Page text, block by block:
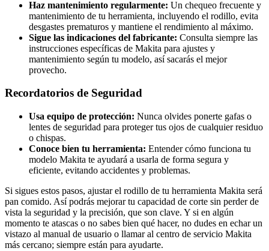
Haz mantenimiento regularmente: Un chequeo frecuente y
mantenimiento de tu herramienta, incluyendo el rodillo, evita
desgastes prematuros y mantiene el rendimiento al máximo.
Sigue las indicaciones del fabricante: Consulta siempre las
instrucciones específicas de Makita para ajustes y
mantenimiento según tu modelo, así sacarás el mejor
provecho.
Recordatorios de Seguridad
Usa equipo de protección: Nunca olvides ponerte gafas o
lentes de seguridad para proteger tus ojos de cualquier residuo
o chispas.
Conoce bien tu herramienta: Entender cómo funciona tu
modelo Makita te ayudará a usarla de forma segura y
eficiente, evitando accidentes y problemas.
Si sigues estos pasos, ajustar el rodillo de tu herramienta Makita será
pan comido. Así podrás mejorar tu capacidad de corte sin perder de
vista la seguridad y la precisión, que son clave. Y si en algún
momento te atascas o no sabes bien qué hacer, no dudes en echar un
vistazo al manual de usuario o llamar al centro de servicio Makita
más cercano; siempre están para ayudarte.